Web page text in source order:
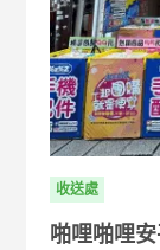
收送處
啪哩啪哩